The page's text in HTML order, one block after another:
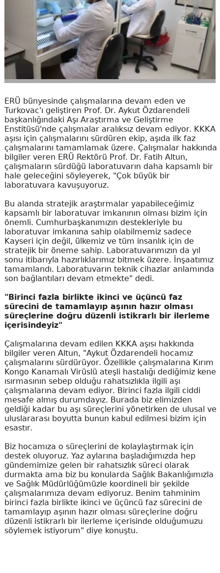
ERÜ bünyesinde çalışmalarına devam eden ve
Turkovac'ı geliştiren Prof. Dr. Aykut Özdarendeli
başkanlığındaki Aşı Araştırma ve Geliştirme
Enstitüsü'nde çalışmalar aralıksız devam ediyor. KKKA
aşısı için çalışmalarını sürdüren ekip, aşıda ilk faz
çalışmalarını tamamlamak üzere. Çalışmalar hakkında
bilgiler veren ERÜ Rektörü Prof. Dr. Fatih Altun,
çalışmaların sürdüğü laboratuvarın daha kapsamlı bir
hale geleceğini söyleyerek, "Çok büyük bir
laboratuvara kavuşuyoruz.
Bu alanda stratejik araştırmalar yapabileceğimiz
kapsamlı bir laboratuvar imkanının olması bizim için
önemli. Cumhurbaşkanımızın destekleriyle bu
laboratuvar imkanına sahip olabilmemiz sadece
Kayseri için değil, ülkemiz ve tüm insanlık için de
stratejik bir öneme sahip. Laboratuvarımızın da yıl
sonu itibarıyla hazırlıklarımız bitmek üzere. İnşaatımız
tamamlandı. Laboratuvarın teknik cihazlar anlamında
son bağlantıları devam etmekte" dedi.
"Birinci fazla birlikte ikinci ve üçüncü faz
sürecini de tamamlayıp aşının hazır olması
süreçlerine doğru düzenli istikrarlı bir ilerleme
içerisindeyiz"
Çalışmalarına devam edilen KKKA aşısı hakkında
bilgiler veren Altun, "Aykut Özdarendeli hocamız
çalışmalarını sürdürüyor. Özellikle çalışmalarına Kırım
Kongo Kanamalı Virüslü ateşli hastalığı dediğimiz kene
ısırmasının sebep olduğu rahatsızlıkla ilgili aşı
çalışmalarına devam ediyor. Birinci fazla ilgili ciddi
mesafe almış durumdayız. Burada biz elimizden
geldiği kadar bu aşı süreçlerini yönetirken de ulusal ve
uluslararası boyutta bunun kabul edilmesi bizim için
esastır.
Biz hocamıza o süreçlerini de kolaylaştırmak için
destek oluyoruz. Yaz aylarına başladığımızda hep
gündemimize gelen bir rahatsızlık süreci olarak
durmakta ama biz bu konularda Sağlık Bakanlığımızla
ve Sağlık Müdürlüğümüzle koordineli bir şekilde
çalışmalarımıza devam ediyoruz. Benim tahminim
birinci fazla birlikte ikinci ve üçüncü faz sürecini de
tamamlayıp aşının hazır olması süreçlerine doğru
düzenli istikrarlı bir ilerleme içerisinde olduğumuzu
söylemek istiyorum" diye konuştu.